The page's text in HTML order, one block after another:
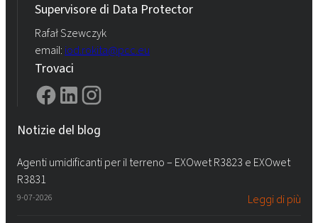
Supervisore di Data Protector
Rafał Szewczyk
email: iod.rokita@pcc.eu
Trovaci
Notizie del blog
Agenti umidificanti per il terreno – EXOwet R3823 e EXOwet
R3831
9-07-2026 Leggi di più